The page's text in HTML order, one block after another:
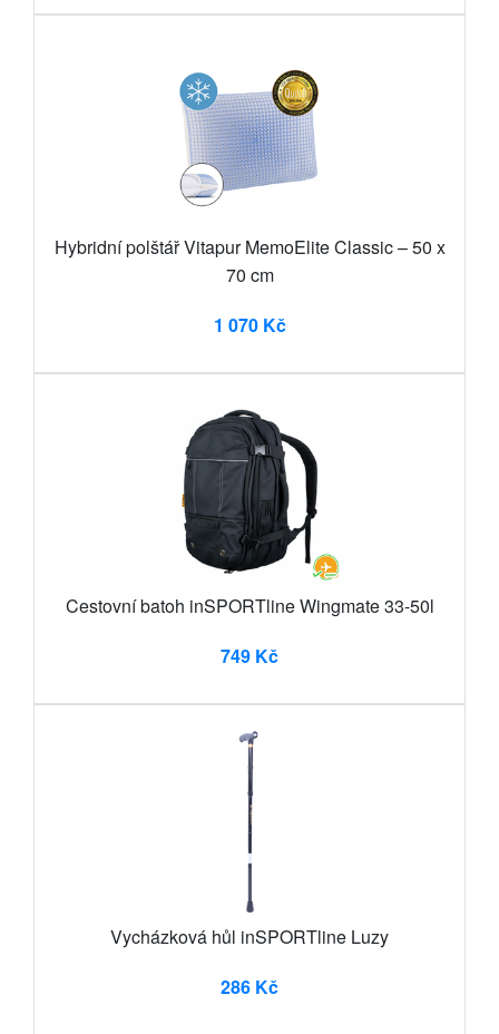
Hybridní polštář Vitapur MemoElite Classic – 50 x
70 cm
1 070 Kč
Cestovní batoh inSPORTline Wingmate 33-50l
749 Kč
Vycházková hůl inSPORTline Luzy
286 Kč